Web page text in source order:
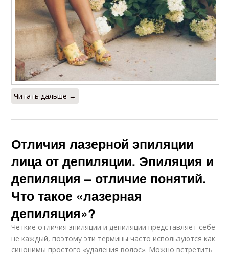
Читать дальше →
Отличия лазерной эпиляции
лица от депиляции. Эпиляция и
депиляция – отличие понятий.
Что такое «лазерная
депиляция»?
Четкие отличия эпиляции и депиляции представляет себе
не каждый, поэтому эти термины часто используются как
синонимы простого «удаления волос». Можно встретить